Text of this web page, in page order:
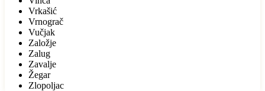
Vrkašić
Vrnograč
Vučjak
Založje
Zalug
Zavalje
Žegar
Zlopoljac